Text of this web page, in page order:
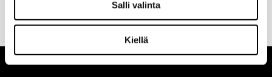
Salli valinta
Kiellä
yhteydessä
palautusoikeus
verkosta